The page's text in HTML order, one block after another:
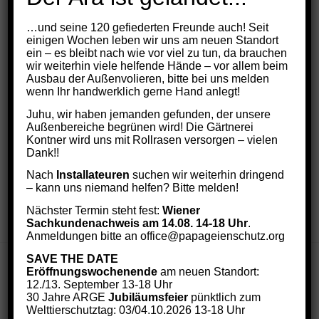
Schutzzentrum der ARGE Papageienschutz in
Vösendorf statt.
Weiterlesen
Facebook
WhatsApp
EmailTwitter
LinkedIn
Teilen
31. JULI 2021
…und seine 120 gefiederten Freunde auch! Seit
einigen Wochen leben wir uns am neuen Standort
ein – es bleibt nach wie vor viel zu tun, da brauchen
wir weiterhin viele helfende Hände – vor allem beim
Ausbau der Außenvolieren, bitte bei uns melden
wenn Ihr handwerklich gerne Hand anlegt!
Juhu, wir haben jemanden gefunden, der unsere
Außenbereiche begrünen wird! Die Gärtnerei
Kontner wird uns mit Rollrasen versorgen – vielen
Dank!!
Nach Installateuren suchen wir weiterhin dringend
– kann uns niemand helfen? Bitte melden!
Nächster Termin steht fest:Wiener
Sachkundenachweis am 14.08. 14-18 Uhr.
Anmeldungen bitte an office@papageienschutz.org
SAVE THE DATE
Eröffnungswochenende am neuen Standort:
12./13. September 13-18 Uhr
30 Jahre ARGEJubiläumsfeier pünktlich zum
Welttierschutztag: 03/04.10.2026 13-18 Uhr